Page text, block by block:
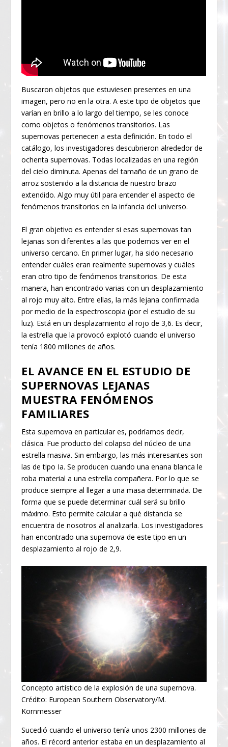
Buscaron objetos que estuviesen presentes en una
imagen, pero no en la otra. A este tipo de objetos que
varían en brillo a lo largo del tiempo, se les conoce
como objetos o fenómenos transitorios. Las
supernovas pertenecen a esta definición. En todo el
catálogo, los investigadores descubrieron alrededor de
ochenta supernovas. Todas localizadas en una región
del cielo diminuta. Apenas del tamaño de un grano de
arroz sostenido a la distancia de nuestro brazo
extendido. Algo muy útil para entender el aspecto de
fenómenos transitorios en la infancia del universo.
El gran objetivo es entender si esas supernovas tan
lejanas son diferentes a las que podemos ver en el
universo cercano. En primer lugar, ha sido necesario
entender cuáles eran realmente supernovas y cuáles
eran otro tipo de fenómenos transitorios. De esta
manera, han encontrado varias con un desplazamiento
al rojo muy alto. Entre ellas, la más lejana confirmada
por medio de la espectroscopia (por el estudio de su
luz). Está en un desplazamiento al rojo de 3,6. Es decir,
la estrella que la provocó explotó cuando el universo
tenía 1800 millones de años.
EL AVANCE EN EL ESTUDIO DE
SUPERNOVAS LEJANAS
MUESTRA FENÓMENOS
FAMILIARES
Esta supernova en particular es, podríamos decir,
clásica. Fue producto del colapso del núcleo de una
estrella masiva. Sin embargo, las más interesantes son
las de tipo Ia. Se producen cuando una enana blanca le
roba material a una estrella compañera. Por lo que se
produce siempre al llegar a una masa determinada. De
forma que se puede determinar cuál será su brillo
máximo. Esto permite calcular a qué distancia se
encuentra de nosotros al analizarla. Los investigadores
han encontrado una supernova de este tipo en un
desplazamiento al rojo de 2,9.
Concepto artístico de la explosión de una supernova.
Crédito: European Southern Observatory/M.
Kornmesser
Sucedió cuando el universo tenía unos 2300 millones de
años. El récord anterior estaba en un desplazamiento al